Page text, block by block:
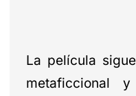
La película
metaficcional